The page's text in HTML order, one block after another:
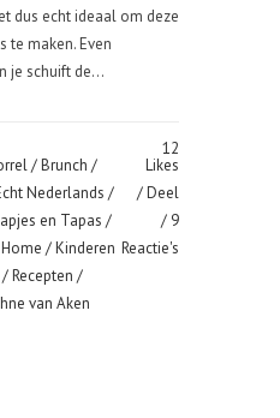
dus echt ideaal om deze
te maken. Even
je schuift de...
/Brunch /
Nederlands /
en Tapas /
Home /Kinderen
/Recepten /
van Aken
12
Likes
Deel
9
Reactie's